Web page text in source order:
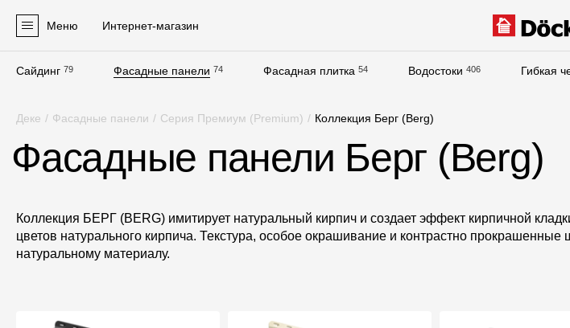
Меню Интернет-магазин
Сайдинг 79 Фасадные панели 74 Фасадная плитка 54 Водостоки 406 Гибкая
Сайдинг
Фасадные панели
Фасадная плитка
Пленки и мембраны
Деке / Фасадные панели / Серия Премиум (Premium) / Коллекция Берг (Berg)
Фасадные панели Берг (Berg)
Коллекция БЕРГ (BERG) имитирует натуральный кирпич и создает эффект кирпичной
цветов натурального кирпича. Текстура, особое окрашивание и контрастно
натуральному материалу.